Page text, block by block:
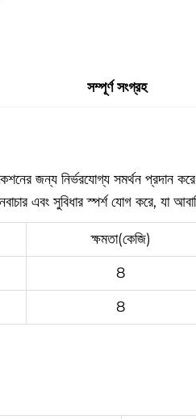
সম্পূর্ণ সংগ্রহ
জন্য নির্ভরযোগ্য সমর্থন প্রদান
এবং সুবিধার স্পর্শ যোগ করে, যা
ক্ষমতা(কেজি)
8
8